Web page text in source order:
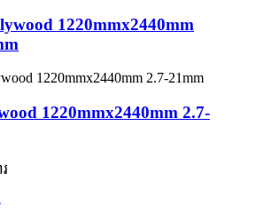
1220mmx2440mm
1220mmx2440mm 2.7-